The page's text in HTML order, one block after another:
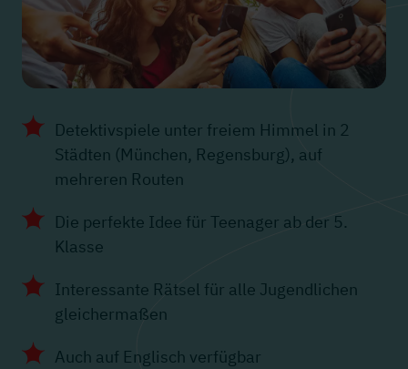
Detektivspiele unter freiem Himmel in 2
Städten (München, Regensburg), auf
mehreren Routen
Die perfekte Idee für Teenager ab der 5.
Klasse
Interessante Rätsel für alle Jugendlichen
gleichermaßen
Auch auf Englisch verfügbar